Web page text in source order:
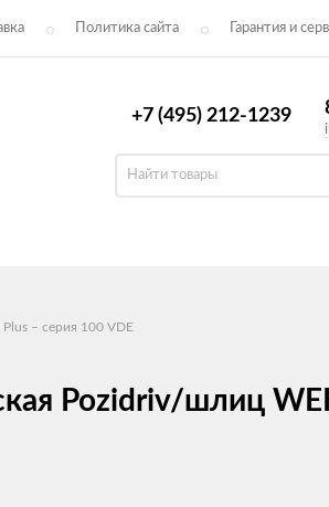
Политика сайта Гарантия и
+7 (495) 212-1239
– серия 100 VDE
Pozidriv/шлиц